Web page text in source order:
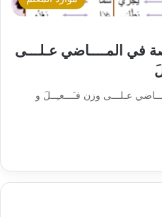
في المــــاضي عـلـــى
عـلـــى وزن فـَـــعـِــلَ و